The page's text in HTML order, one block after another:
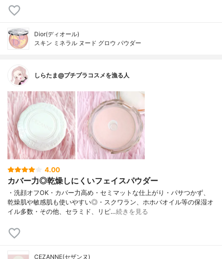
Dior(ディオール)
スキン ミネラル ヌード グロウ パウダー
しらたま@プチプラコスメを漁る人
4.00
カバー力◎乾燥しにくいフェイスパウダー
・洗顔オフOK・カバー力高め・セミマットな仕上がり・パサつかず、
乾燥肌や敏感肌も使いやすい◎・スクワラン、ホホバオイル等の保湿オ
イル多数・その他、セラミド、リピ…続きを見る
CEZANNE(セザンヌ)